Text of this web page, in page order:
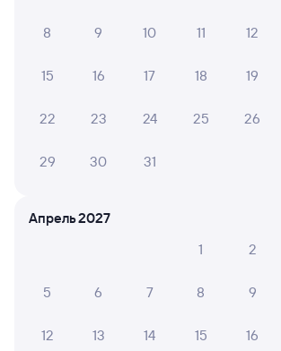
8 9 10 11 12
15 16 17 18 19
22 23 24 25 26
29 30 31
Апрель 2027
1
2
5 6 7 8 9
12 13 14 15 16